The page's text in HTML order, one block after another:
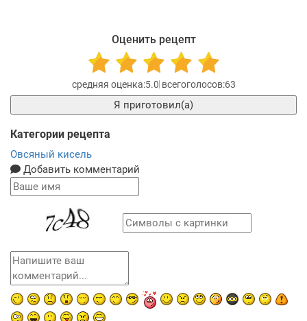
Оценить рецепт
5.0 63
Я приготовил(а)
Категории рецепта
Овсяный кисель
Добавить комментарий